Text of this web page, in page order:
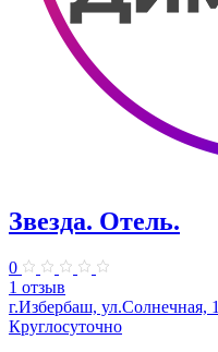
Звезда. Отель.
0
1 отзыв
г.Избербаш, ул.Солнечная, 1
Круглосуточно